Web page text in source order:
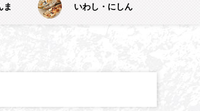
ま いわし・にしん